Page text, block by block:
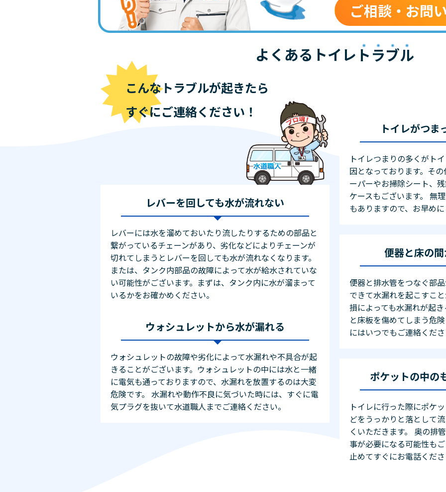
ご相談・お問
よくあるトイレ トラブル
こんなトラブルが起きたら
すぐにご連絡ください！
トイレがつま
トイレつまりの多くがト
因となっております。そ
ーパーやお掃除シート、
ケースもございます。 無
もありますので、お早め
レバーを回しても水が流れない
レバーには水を溜めておいたり流したりするための部品と
繋がっているチェーンがあり、劣化などによりチェーンが
切れてしまうとレバーを回しても水が流れなくなります。
または、タンク内部品の故障によって水が給水されていな
い可能性がございます。まずは、タンク内に水が溜まって
いるかをお確かめください。
便器と床の
便器と排水管をつなぐ部
できて水漏れを起こすこ
損によっても水漏れが起
と床板を傷めてしまう危
にはいつでもご連絡くだ
ウォシュレットから水が漏れる
ウォシュレットの故障や劣化によって水漏れや不具合が起
きることがございます。ウォシュレットの中には水と一緒
に電気も通っておりますので、水漏れを放置するのは大変
危険です。 水漏れや動作不良に気づいた時には、すぐに電
気プラグを抜いて水道職人までご連絡ください。
ポケットの中の
トイレに行った際にポケ
どをうっかりと落として
くいただきます。 奥の排
事が必要になる可能性も
止めてすぐにお電話くだ